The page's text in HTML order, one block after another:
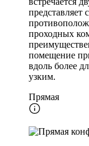
проходных
помещение
вдоль более
узким.
Прямая